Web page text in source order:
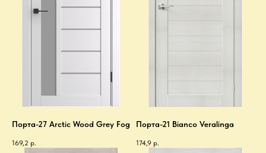
Порта-27 Arctic Wood Grey Fog
169,2 р.
Порта-21 Bianco Veralinga
174,9 р.